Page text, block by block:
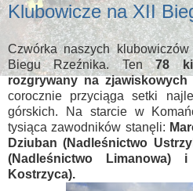
Klubowicze na XII
Czwórka naszych
Biegu Rzeźnika. Ten78
rozgrywany na
corocznie przyciąga setki
górskich. Na starcie w
tysiąca zawodników stanęli:
Dziuban (Nadleśnictwo
(Nadleśnictwo Limanowa)
Kostrzyca).